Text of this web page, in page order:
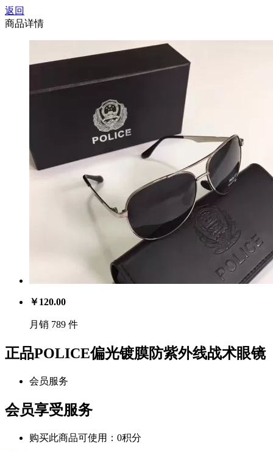
返回
商品详情
￥120.00
月销 789 件
正品POLICE偏光镀膜防紫外线战术眼镜
会员服务
会员享受服务
购买此商品可使用：0积分